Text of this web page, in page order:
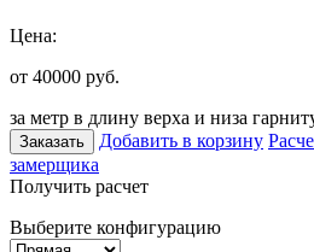
Цена:
от 40000 руб.
за метр в длину верха и низа
Заказать Добавить в корзину
замерщика
Получить расчет
Выберите конфигурацию